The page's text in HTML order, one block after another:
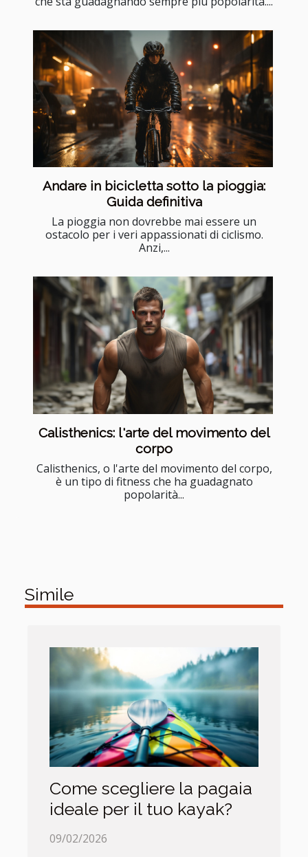
Andare in bicicletta sotto la pioggia:
Guida definitiva
La pioggia non dovrebbe mai essere un
ostacolo per i veri appassionati di ciclismo.
Anzi,...
Calisthenics: l'arte del movimento del
corpo
Calisthenics, o l'arte del movimento del corpo,
è un tipo di fitness che ha guadagnato
popolarità...
Simile
Come scegliere la pagaia
ideale per il tuo kayak?
09/02/2026